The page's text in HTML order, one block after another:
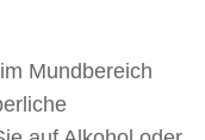
Mundbereich